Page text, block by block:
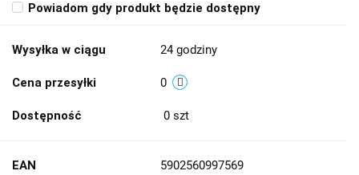
Powiadom gdy produkt będzie dostępny
Wysyłka w ciągu 24 godziny
Cena przesyłki 0
Dostępność 0 szt
EAN 5902560997569